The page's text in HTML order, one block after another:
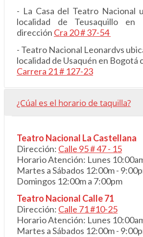
- La Casa del Teatro Nacional
localidad de Teusaquillo en
dirección Cra 20 # 37-54
- Teatro Nacional Leonardvs
localidad de Usaquén en Bogotá
Carrera 21 # 127-23
¿Cúal es el horario de taquilla?
Teatro Nacional La Castellana
Dirección: Calle 95 # 47 - 15
Horario Atención: Lunes
Martes a Sábados 12:00m -
Domingos 12:00m a 7:00pm
Teatro Nacional Calle 71
Dirección: Calle 71 #10-25
Horario Atención: Lunes
Martes a Sábados 12:00m -